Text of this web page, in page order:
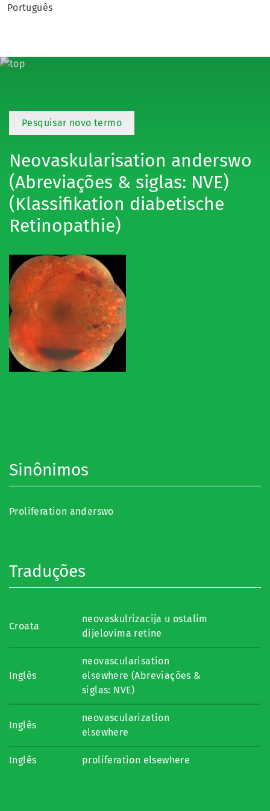
Português
Pesquisar novo termo
Neovaskularisation anderswo
(Abreviações & siglas: NVE)
(Klassifikation diabetische
Retinopathie)
Sinônimos
Proliferation anderswo
Traduções
Croata
neovaskulrizacija u ostalim
dijelovima retine
Inglês
neovascularisation
elsewhere (Abreviações &
siglas: NVE)
Inglês
neovascularization
elsewhere
Inglês proliferation elsewhere